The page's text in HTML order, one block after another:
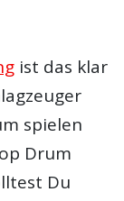
ist das klar
spielen
Drum
Du